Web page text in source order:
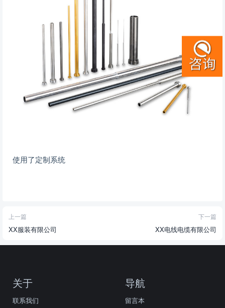
使用了定制系统
上一篇
XX服装有限公司
下一篇
XX电线电缆有限公司
关于
联系我们
导航
留言本